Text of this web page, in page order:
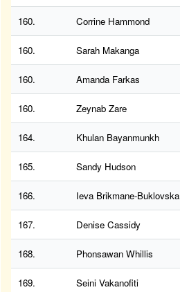
160. Corrine Hammond
160. Sarah Makanga
160. Amanda Farkas
160. Zeynab Zare
164. Khulan Bayanmunkh
165. Sandy Hudson
166. Ieva Brikmane-Buklovska
167. Denise Cassidy
168. Phonsawan Whillis
169. Seini Vakanofiti